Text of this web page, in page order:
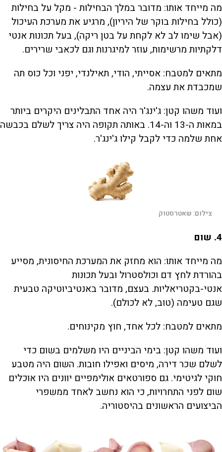
מה מייחד אותו: מדובר במלך הבחילות - מקל על בחילות
(כולל בחילות בוקר של היריון), מרגיע את מערכת העיכול
(אבל שימו לב לא לקחת על בטן ריקה), בעל תכונות אנטי
דלקתיות מרשימות, עוזר למיגרנות וגם לכאבי שרירים.
מתאים למטבח: אסייתי, הודי, תאילנדי, יפני וכל כוס תה
שמכבדת את עצמה.
ועוד משהו קטן: ג'ינג'ר היה אחד התבלינים היקרים ביותר
במאות ה-13 וה-14. באותה תקופה היה צריך לשלם בכבשה
אחת שלמה כדי לקבל קילו ג'ינג'ר.
צילום:שאטרסטוק
4. שום
מה מייחד אותו: הוא מחזק את המערכת החיסונית, מסייע
בהורדת לחץ דם וכולסטרול ובעל תכונות
אנטי-בקטריאליות. בעצם, מדובר באנטיביוטיקה טבעית
שגם טעימה (טוב, לא לכולם).
מתאים למטבח: לכל אחד, חוץ מקינוחים.
ועוד משהו קטן: בימי הביניים היו משלמים בשום כדי
לשלם שכר דירה, מיסים ואפילו חובות. השום היה מטבע
חוקי לגיטימי. גם ספורטאים אולימפיים יוונים היו אוכלים
שום לפני התחרויות, כי הוא נחשב לאחד ממשפרי
הביצועים הראשונים בהיסטוריה.